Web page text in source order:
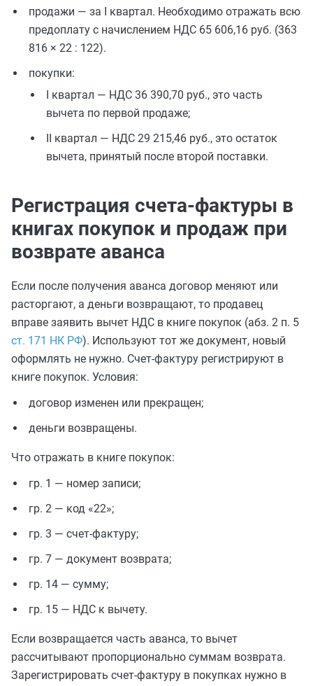
продажи — за I квартал. Необходимо отражать всю
предоплату с начислением НДС 65 606,16 руб. (363
816 × 22 : 122).
покупки:
I квартал — НДС 36 390,70 руб., это часть
вычета по первой продаже;
II квартал — НДС 29 215,46 руб., это остаток
вычета, принятый после второй поставки.
Регистрация счета-фактуры в
книгах покупок и продаж при
возврате аванса
Если после получения аванса договор меняют или
расторгают, а деньги возвращают, то продавец
вправе заявить вычет НДС в книге покупок (абз. 2 п. 5
ст. 171 НК РФ). Используют тот же документ, новый
оформлять не нужно. Счет-фактуру регистрируют в
книге покупок. Условия:
договор изменен или прекращен;
деньги возвращены.
Что отражать в книге покупок:
гр. 1 — номер записи;
гр. 2 — код «22»;
гр. 3 — счет-фактуру;
гр. 7 — документ возврата;
гр. 14 — сумму;
гр. 15 — НДС к вычету.
Если возвращается часть аванса, то вычет
рассчитывают пропорционально суммам возврата.
Зарегистрировать счет-фактуру в покупках нужно в